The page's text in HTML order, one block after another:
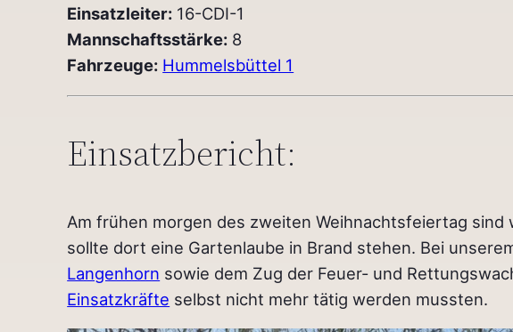
Einsatzleiter: 16-CDI-1
Mannschaftsstärke: 8
Fahrzeuge: Hummelsbüttel 1
Einsatzbericht:
Am frühen morgen des zweiten Weihnachtsfeiertag
sollte dort eine Gartenlaube in Brand stehen. Bei
Langenhorn sowie dem Zug der Feuer- und
Einsatzkräfte selbst nicht mehr tätig werden mussten.